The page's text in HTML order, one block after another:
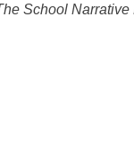
School Narrative